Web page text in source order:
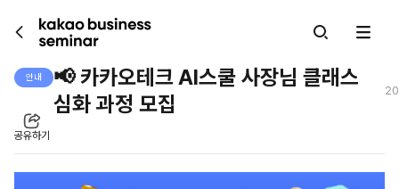
kakao business seminar
안내
📢 카카오테크 AI스쿨 사장님 클래스
심화 과정 모집
공유하기